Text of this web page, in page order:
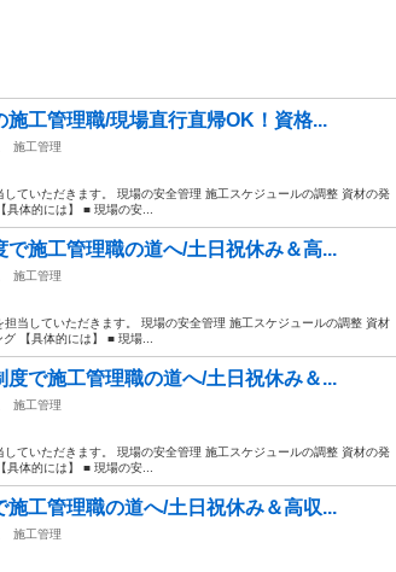
工管理職/現場直行直帰OK！資格...
施工管理
ていただきます。 現場の安全管理 施工スケジュールの調整 資材の発
体的には】 ■ 現場の安...
施工管理職の道へ/土日祝休み＆高...
施工管理
していただきます。 現場の安全管理 施工スケジュールの調整 資材
【具体的には】 ■ 現場...
で施工管理職の道へ/土日祝休み＆...
施工管理
ていただきます。 現場の安全管理 施工スケジュールの調整 資材の発
体的には】 ■ 現場の安...
工管理職の道へ/土日祝休み＆高収...
施工管理